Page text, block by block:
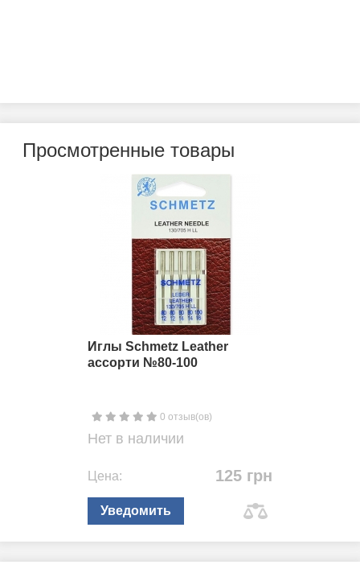
Просмотренные товары
Иглы Schmetz Leather
ассорти №80-100
0 отзыв(ов)
Нет в наличии
Цена: 125 грн
Уведомить